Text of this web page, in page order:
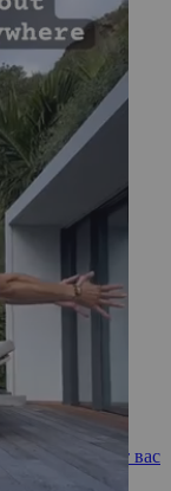
июня в
не оставят вас